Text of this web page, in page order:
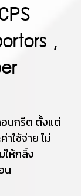
,
อนกรีต ตั้งแต่
าใช้จ่าย ไม่
ให้กลิ้ง
น